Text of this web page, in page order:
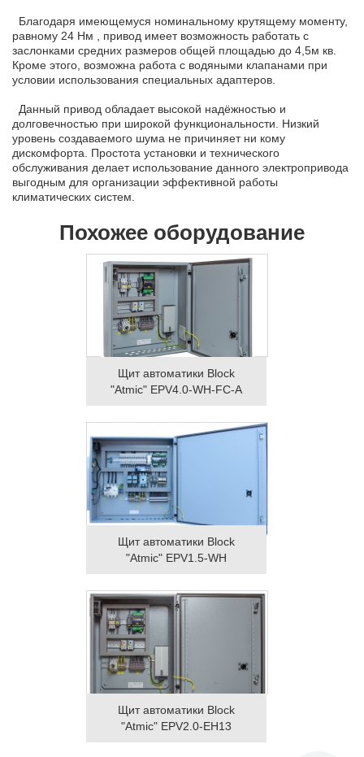
Благодаря имеющемуся номинальному крутящему моменту,
равному 24 Нм , привод имеет возможность работать с
заслонками средних размеров общей площадью до 4,5м кв.
Кроме этого, возможна работа с водяными клапанами при
условии использования специальных адаптеров.
Данный привод обладает высокой надёжностью и
долговечностью при широкой функциональности. Низкий
уровень создаваемого шума не причиняет ни кому
дискомфорта. Простота установки и технического
обслуживания делает использование данного электропривода
выгодным для организации эффективной работы
климатических систем.
Похожее оборудование
Щит автоматики Block
"Atmic" EPV4.0-WH-FC-A
Щит автоматики Block
"Atmic" EPV1.5-WH
Щит автоматики Block
"Atmic" EPV2.0-EH13